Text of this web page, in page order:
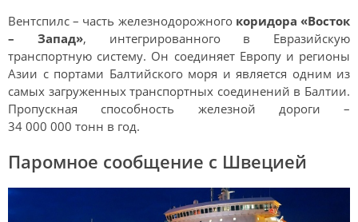
Вентспилс – часть железнодорожного коридора «Восток
– Запад», интегрированного в Евразийскую
транспортную систему. Он соединяет Европу и регионы
Азии с портами Балтийского моря и является одним из
самых загруженных транспортных соединений в Балтии.
Пропускная способность железной дороги –
34 000 000 тонн в год.
Паромное сообщение с Швецией